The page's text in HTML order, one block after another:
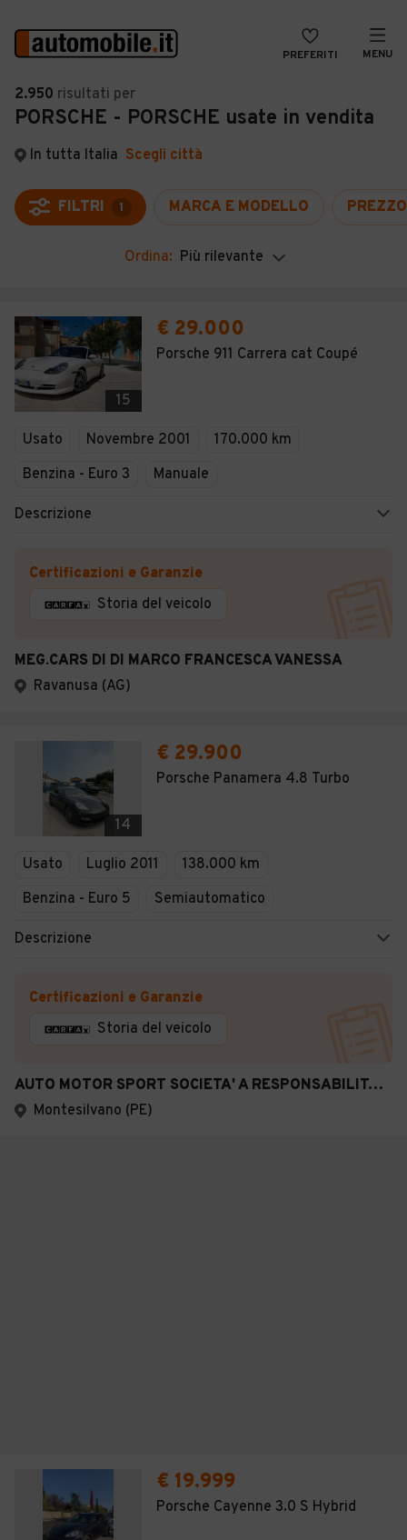
PREFERITI MENU
Auto
Auto usate
Auto Km 0
Auto Nuove
Noleggio a lungo termine
Moto
Camper
Veicoli Commerciali
VENDI
MAGAZINE
ACCEDI
2.950 risultati per
PORSCHE - PORSCHE usate in vendita
In tutta Italia Scegli città
FILTRI 1 MARCA E MODELLO PREZZO
Ordina: Più rilevante
15
€ 29.000
Porsche 911 Carrera cat Coupé
Usato Novembre 2001
170.000 km
Benzina - Euro 3
Manuale
Descrizione
Certificazioni e Garanzie
Storia del veicolo
MEG.CARS DI DI MARCO FRANCESCA VANESSA
Ravanusa (AG)
14
€ 29.900
Porsche Panamera 4.8 Turbo
Usato Luglio 2011
138.000 km
Benzina - Euro 5
Semiautomatico
Descrizione
Certificazioni e Garanzie
Storia del veicolo
AUTO MOTOR SPORT SOCIETA' A RESPONSABILITA' LIMITATA SEMPLIFICATA
Montesilvano (PE)
€ 19.999
Porsche Cayenne 3.0 S Hybrid